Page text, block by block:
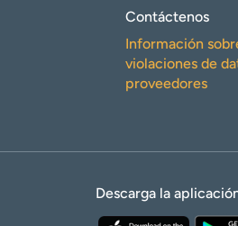
Contáctenos
Información
violaciones de
proveedores
Descarga la